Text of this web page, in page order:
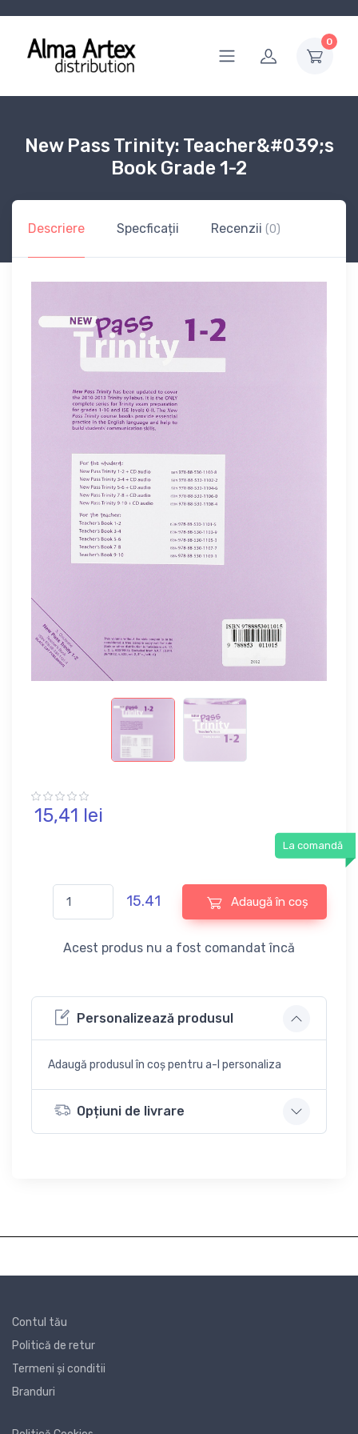
0
New Pass Trinity: Teacher&#039;s
Book Grade 1-2
Descriere Specficații Recenzii (0)
15,41 lei
La comandă
15.41 Adaugă în coș
Acest produs nu a fost comandat încă
Personalizează produsul
Adaugă produsul în coș pentru a-l personaliza
Opțiuni de livrare
Contul tău
Politică de retur
Termeni și conditii
Branduri